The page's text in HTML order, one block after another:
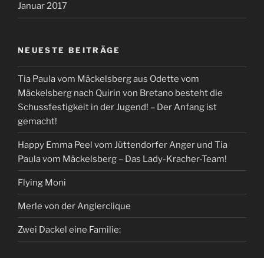
Januar 2017
NEUESTE BEITRÄGE
Tia Paula vom Mäckelsberg aus Odette vom
Mäckelsberg nach Quirin von Bretano besteht die
Schussfestigkeit in der Jugend! – Der Anfang ist
gemacht!
Happy Emma Peel vom Jüttendorfer Anger und Tia
Paula vom Mäckelsberg – Das Lady-Kracher-Team!
Flying Moni
Merle von der Anglerclique
Zwei Dackel eine Familie: